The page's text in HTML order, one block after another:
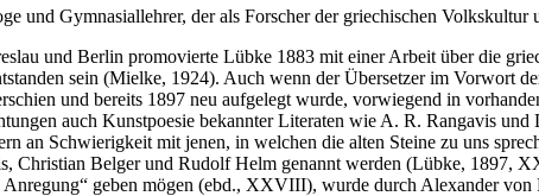
und Gymnasiallehrer, der als Forscher der griechischen Volkskultur
und Berlin promovierte Lübke 1883 mit einer Arbeit über die
sein (Mielke, 1924). Auch wenn der Übersetzer im Vorwort
und bereits 1897 neu aufgelegt wurde, vorwiegend in
auch Kunstpoesie bekannter Literaten wie A. R. Rangavis
an Schwierigkeit mit jenen, in welchen die alten Steine zu uns
Christian Belger und Rudolf Helm genannt werden (Lübke,
geben mögen (ebd., XXVIII), wurde durch Alexander